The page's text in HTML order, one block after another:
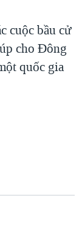
cuộc bầu cử
cho Đông
quốc gia